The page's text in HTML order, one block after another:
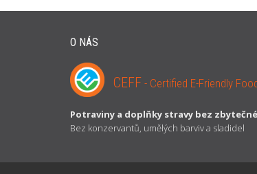
O NÁS
CEFF - Certified E-Friendly
Potraviny a doplňky stravy bez
Bez konzervantů, umělých barviv a sladidel